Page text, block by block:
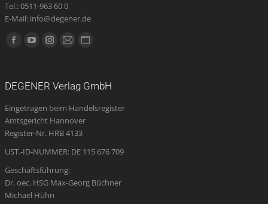
Tel.: 0511-963 60 0
E-Mail: info@degener.de
Finden Sie uns auf:
Facebook
new
window
YouTube
new
window
Instagram
new
window
E-
opens
in
new
Website
new
DEGENER Verlag GmbH
Eingetragen beim Handelsregister
Amtsgericht Hannover
Register-Nr. HRB 4133
UST.-ID-NUMMER: DE 115 676 709
Geschäftsführung:
Dr. oec. HSG Max-Georg Büchner
Michael Hühn